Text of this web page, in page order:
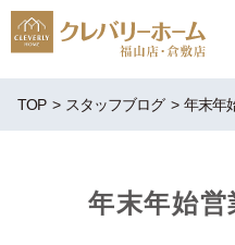
TOP スタッフブログ 年末年
年末年始